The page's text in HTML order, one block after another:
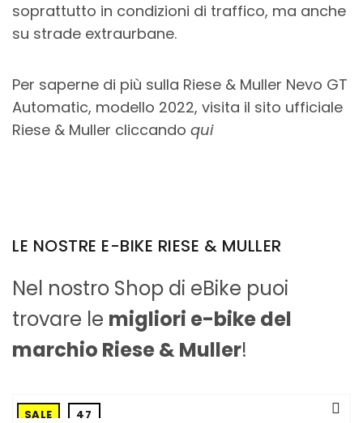
soprattutto in condizioni di traffico, ma anche
su strade extraurbane.
Per saperne di più sulla Riese & Muller Nevo GT
Automatic, modello 2022, visita il sito ufficiale
Riese & Muller cliccando qui
LE NOSTRE E-BIKE RIESE & MULLER
Nel nostro Shop di eBike puoi
trovare le migliori e-bike del
marchio Riese & Muller!
SALE 47